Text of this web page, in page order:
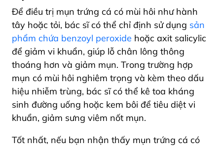
Để điều trị mụn trứng cá có mùi hôi như hành
tây hoặc tỏi, bác sĩ có thể chỉ định sử dụng sản
phẩm chứa benzoyl peroxide hoặc axit salicylic
để giảm vi khuẩn, giúp lỗ chân lông thông
thoáng hơn và giảm mụn. Trong trường hợp
mụn có mùi hôi nghiêm trọng và kèm theo dấu
hiệu nhiễm trùng, bác sĩ có thể kê toa kháng
sinh đường uống hoặc kem bôi để tiêu diệt vi
khuẩn, giảm sưng viêm nốt mụn.
Tốt nhất, nếu bạn nhận thấy mụn trứng cá có